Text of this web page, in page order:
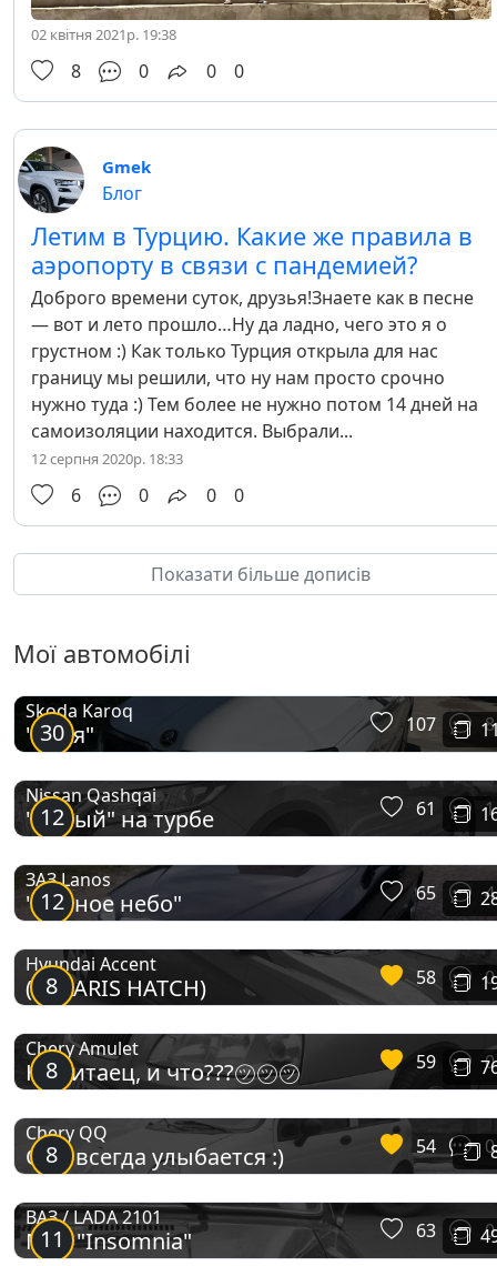
02 квітня 2021р. 19:38
8 0 0 0
Gmek
Блог
Летим в Турцию. Какие же правила в
аэропорту в связи с пандемией?
Доброго времени суток, друзья!Знаете как в песне
— вот и лето прошло…Ну да ладно, чего это я о
грустном :) Как только Турция открыла для нас
границу мы решили, что ну нам просто срочно
нужно туда :) Тем более не нужно потом 14 дней на
самоизоляции находится. Выбрали...
12 серпня 2020р. 18:33
6 0 0 0
Показати більше дописів
Мої автомобілі
30
Skoda Karoq
"Мрія" 107 8
12
Nissan Qashqai
"Серый" на турбе 61 1
12
ЗАЗ Lanos
"Темное небо" 65 4
8
Hyundai Accent
(SOLARIS HATCH) 58 0
8
Chery Amulet
Ну китаец, и что???㋡㋡㋡ 59 0
8
Chery QQ
Она всегда улыбается :) 54 0
11
ВАЗ / LADA 2101
Моя "Insomnia" 63 0